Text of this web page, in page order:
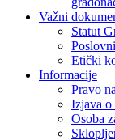
Važni
Statut
Etički
Informacije
Pravo
Izjava o
Osoba